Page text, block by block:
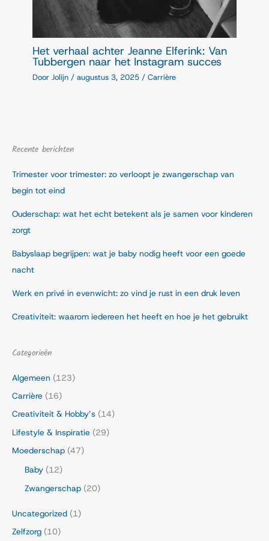
Het verhaal achter Jeanne Elferink: Van
Tubbergen naar het Instagram succes
Door Jolijn /augustus 3, 2025 /Carrière
Recente berichten
Trimester voor trimester: zo verloopt je zwangerschap van
begin tot eind
Ouderschap: wat het echt betekent als je samen voor kinderen
zorgt
Babyslaap begrijpen: wat je baby nodig heeft voor een goede
nacht
Werk en privé in evenwicht: zo vind je rust in een druk leven
Creativiteit: waarom iedereen het heeft en hoe je het gebruikt
Categorieën
Algemeen (123)
Carrière (16)
Creativiteit & Hobby’s (14)
Lifestyle & Inspiratie (29)
Moederschap (47)
Baby(12)
Zwangerschap(20)
Uncategorized (1)
Zelfzorg (10)